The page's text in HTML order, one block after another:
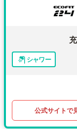
シャワー
公式サイトで